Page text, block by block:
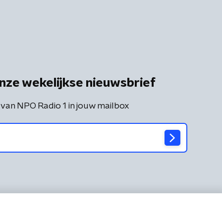
wekelijkse nieuwsbrief
NPO Radio 1 in jouw mailbox